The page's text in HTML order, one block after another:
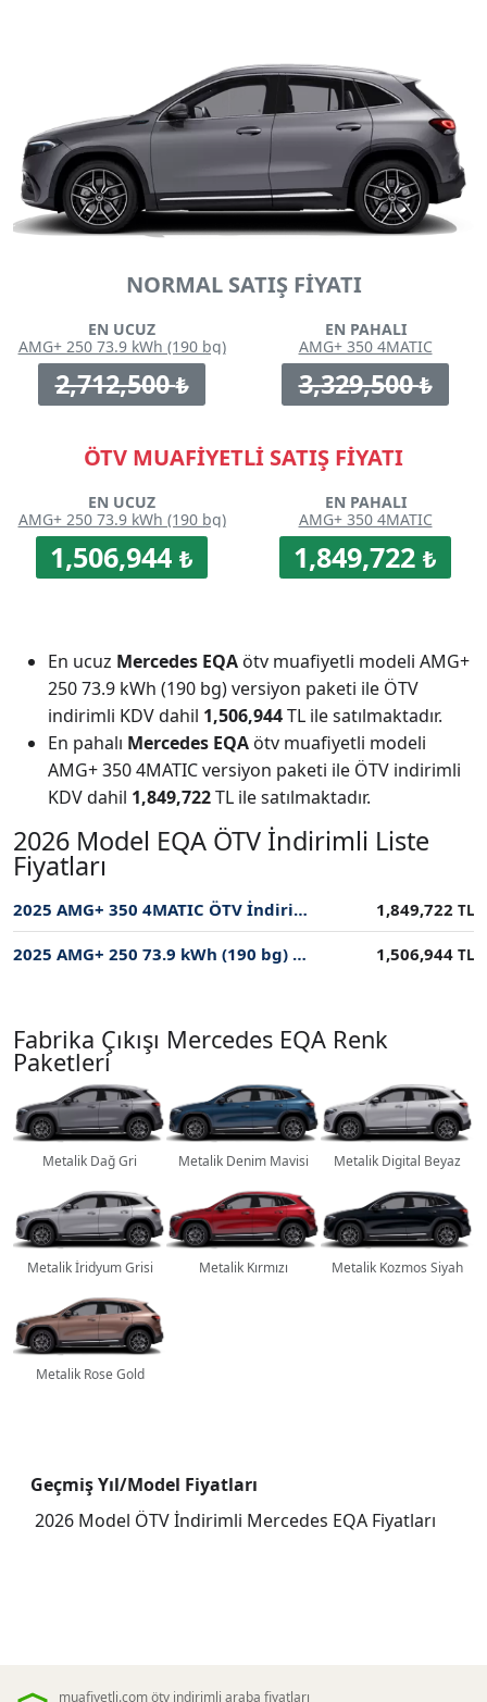
NORMAL SATIŞ FİYATI
EN UCUZ
AMG+ 250 73.9 kWh (190 bg)
2,712,500₺
EN PAHALI
AMG+ 350 4MATIC
3,329,500₺
ÖTV MUAFİYETLİ SATIŞ FİYATI
EN UCUZ
AMG+ 250 73.9 kWh (190 bg)
1,506,944 ₺
EN PAHALI
AMG+ 350 4MATIC
1,849,722 ₺
En ucuz Mercedes EQA ötv muafiyetli modeli AMG+
250 73.9 kWh (190 bg) versiyon paketi ile ÖTV
indirimli KDV dahil 1,506,944TL ile satılmaktadır.
En pahalı Mercedes EQA ötv muafiyetli modeli
AMG+ 350 4MATIC versiyon paketi ile ÖTV indirimli
KDV dahil 1,849,722TL ile satılmaktadır.
2026 Model EQA ÖTV İndirimli Liste
Fiyatları
2025 AMG+ 350 4MATIC ÖTV İndirimli Fiyatı 1,849,722 TL
2025 AMG+ 250 73.9 kWh (190 bg) ÖTV İndirimli Fiyatı 1,506,944 TL
Fabrika Çıkışı Mercedes EQA Renk
Paketleri
Metalik Dağ Gri Metalik Denim Mavisi Metalik Digital Beyaz
Metalik İridyum Grisi Metalik Kırmızı Metalik Kozmos Siyah
Metalik Rose Gold
Geçmiş Yıl/Model Fiyatları
2026 Model ÖTV İndirimli Mercedes EQA Fiyatları
muafiyetli.com ötv indirimli araba fiyatları